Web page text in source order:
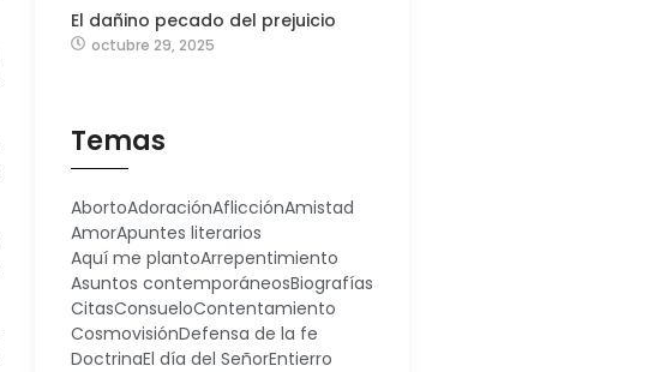
El dañino pecado del prejuicio
octubre 29, 2025
Temas
AbortoAdoraciónAflicciónAmistad
AmorApuntes literarios
Aquí me plantoArrepentimiento
Asuntos contemporáneosBiografías
CitasConsueloContentamiento
CosmovisiónDefensa de la fe
DoctrinaEl día del SeñorEntierro